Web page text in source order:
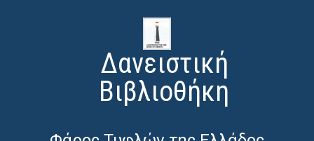
Δανειστική
Βιβλιοθήκη